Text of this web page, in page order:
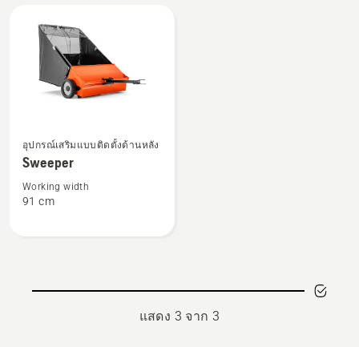
ราย
ละเอียด
เพิ่ม
เติม
อุปกรณ์เสริมแบบติดตั้งด้านหลัง
Sweeper
Working width
91 cm
แสดง 3 จาก 3